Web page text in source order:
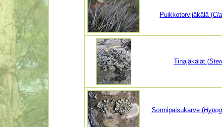
Puikkotorvijäkälä (
Tinajäkälät (
Sormipaisukarve (